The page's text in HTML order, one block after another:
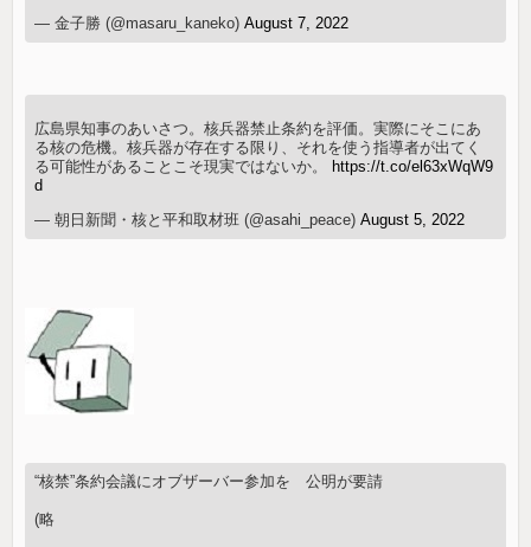
— 金子勝 (@masaru_kaneko)August 7, 2022
広島県知事のあいさつ。核兵器禁止条約を評価。実際にそこにあ
る核の危機。核兵器が存在する限り、それを使う指導者が出てく
る可能性があることこそ現実ではないか。
https://t.co/el63xWqW9
d
— 朝日新聞・核と平和取材班 (@asahi_peace)August 5, 2022
“核禁”条約会議にオブザーバー参加を 公明が要請
(略